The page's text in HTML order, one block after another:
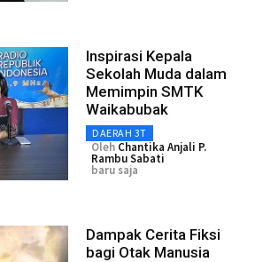
Inspirasi Kepala
Sekolah Muda dalam
Memimpin SMTK
Waikabubak
DAERAH 3T
Oleh Chantika Anjali P.
Rambu Sabati
baru saja
Dampak Cerita Fiksi
bagi Otak Manusia